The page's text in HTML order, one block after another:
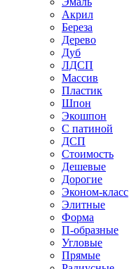
Акрил
Береза
Дерево
Дуб
ЛДСП
Массив
Пластик
Шпон
Экошпон
С патиной
ДСП
Стоимость
Дешевые
Дорогие
Эконом-класс
Элитные
Форма
П-образные
Угловые
Прямые